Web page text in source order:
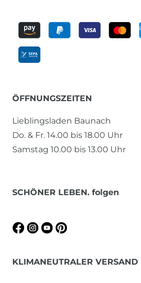
ÖFFNUNGSZEITEN
Lieblingsladen Baunach
Do. & Fr. 14.00 bis 18.00 Uhr
Samstag 10.00 bis 13.00 Uhr
SCHÖNER LEBEN. folgen
KLIMANEUTRALER VERSAND